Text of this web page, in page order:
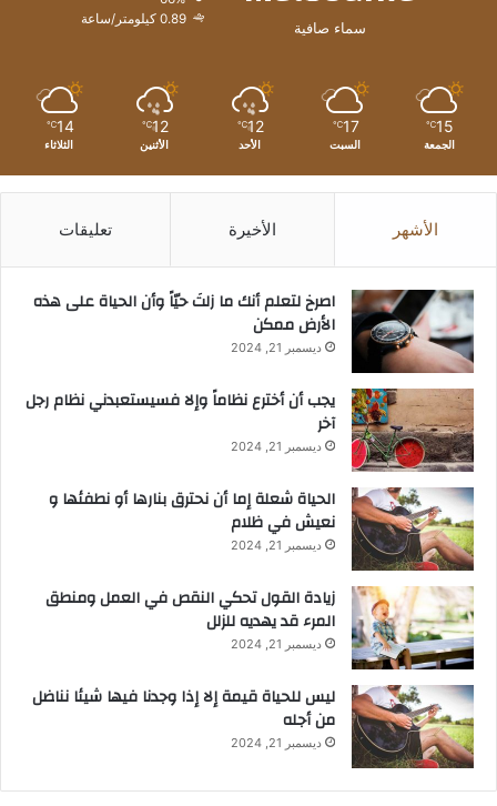
سماء صافية
0.89 كيلومتر/ساعة
15
℃
الجمعة
17
℃
السبت
12
℃
الأحد
12
℃
الأثنين
14
℃
الثلاثاء
الأشهر الأخيرة تعليقات
‫اصرخ لتعلم أنك ما زلتَ حيّاً وأن الحياة على هذه
الأرض ممكن
ديسمبر 21, 2024
يجب أن أخترع نظاماً وإلا فسيستعبدني نظام رجل
آخر
ديسمبر 21, 2024
الحياة شعلة إما أن نحترق بنارها أو نطفئها و
نعيش في ظلام
ديسمبر 21, 2024
زيادة القول تحكي النقص في العمل ومنطق
المرء قد يهديه للزلل
ديسمبر 21, 2024
ليس للحياة قيمة إلا إذا وجدنا فيها شيئا نناضل
من أجله
ديسمبر 21, 2024